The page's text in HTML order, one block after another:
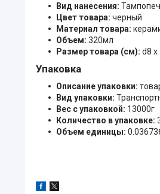
Вид нанесения:
Цвет товара: черный
Материал товара:
Объем: 320мл
Размер товара (см): d8 х
Упаковка
Описание упаковки:
Вид упаковки:
Вес с упаковкой: 13000г
Количество в упаковке:
Объем единицы: